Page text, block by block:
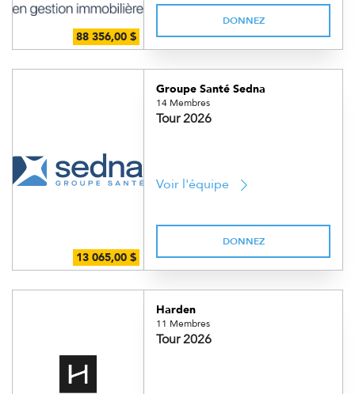
DONNEZ
Groupe Santé Sedna
14 Membres
Tour 2026
Voir l'équipe
DONNEZ
Harden
11 Membres
Tour 2026